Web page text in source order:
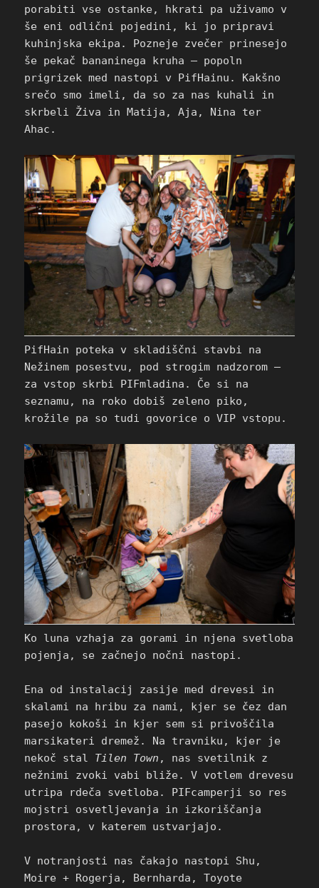
porabiti vse ostanke, hkrati pa uživamo v
še eni odlični pojedini, ki jo pripravi
kuhinjska ekipa. Pozneje zvečer prinesejo
še pekač bananinega kruha – popoln
prigrizek med nastopi v PifHainu. Kakšno
srečo smo imeli, da so za nas kuhali in
skrbeli Živa in Matija, Aja, Nina ter
Ahac.
PifHain poteka v skladiščni stavbi na
Nežinem posestvu, pod strogim nadzorom –
za vstop skrbi PIFmladina. Če si na
seznamu, na roko dobiš zeleno piko,
krožile pa so tudi govorice o VIP vstopu.
Ko luna vzhaja za gorami in njena svetloba
pojenja, se začnejo nočni nastopi.
Ena od instalacij zasije med drevesi in
skalami na hribu za nami, kjer se čez dan
pasejo kokoši in kjer sem si privoščila
marsikateri dremež. Na travniku, kjer je
nekoč stal Tilen Town , nas svetilnik z
nežnimi zvoki vabi bliže. V votlem drevesu
utripa rdeča svetloba. PIFcamperji so res
mojstri osvetljevanja in izkoriščanja
prostora, v katerem ustvarjajo.
V notranjosti nas čakajo nastopi Shu,
Moire + Rogerja, Bernharda, Toyote